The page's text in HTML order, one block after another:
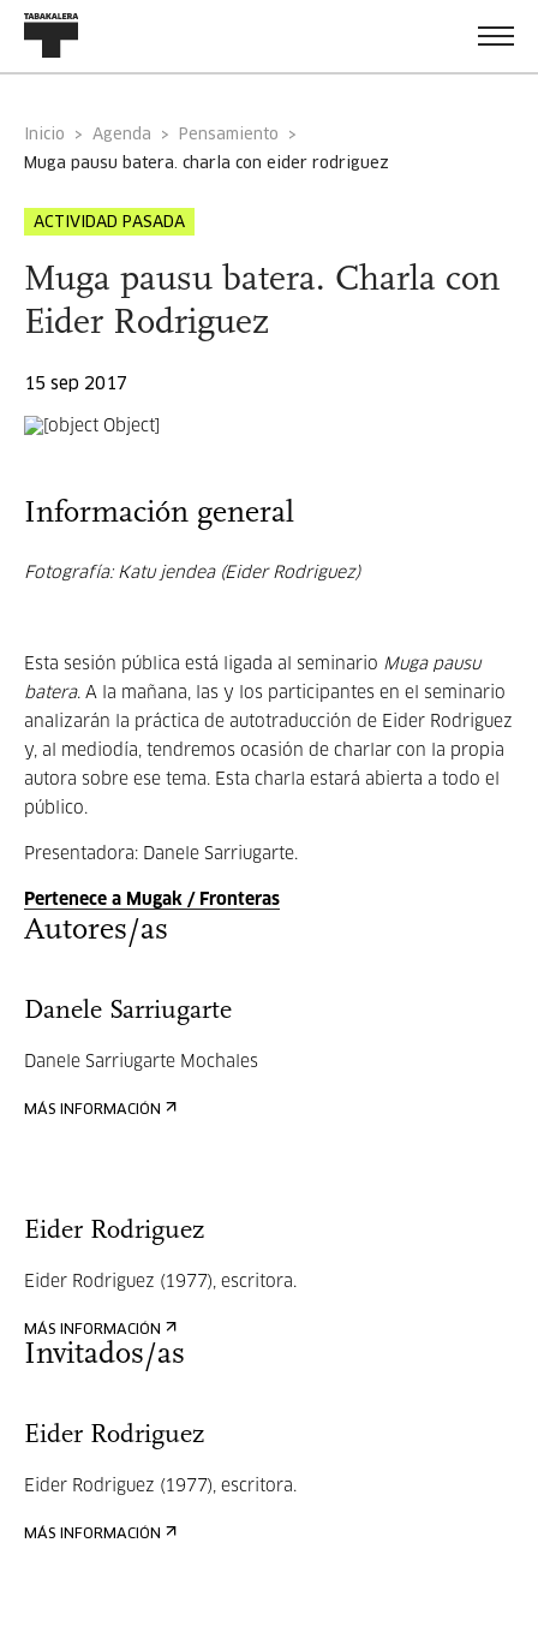
Inicio Agenda
Pensamiento
muga pausu batera. charla con eider rodriguez
ACTIVIDAD PASADA
Muga pausu batera. Charla con
Eider Rodriguez
15 sep 2017
Información general
Fotografía: Katu jendea (Eider Rodriguez)
Esta sesión pública está ligada al seminario Muga pausu
batera. A la mañana, las y los participantes en el seminario
analizarán la práctica de autotraducción de Eider Rodriguez
y, al mediodía, tendremos ocasión de charlar con la propia
autora sobre ese tema. Esta charla estará abierta a todo el
público.
Presentadora: Danele Sarriugarte.
Pertenece a Mugak / Fronteras
Autores/as
Danele Sarriugarte
Danele Sarriugarte Mochales
MÁS INFORMACIÓN
Eider Rodriguez
Eider Rodriguez (1977), escritora.
MÁS INFORMACIÓN
Invitados/as
Eider Rodriguez
Eider Rodriguez (1977), escritora.
MÁS INFORMACIÓN